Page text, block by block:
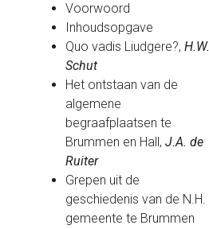
Voorwoord
Inhoudsopgave
Quo vadis Liudgere?,H.W.
Schut
Het ontstaan van de
algemene
begraafplaatsen te
Brummen en Hall,J.A. de
Ruiter
Grepen uit de
geschiedenis van de N.H.
gemeente te Brummen